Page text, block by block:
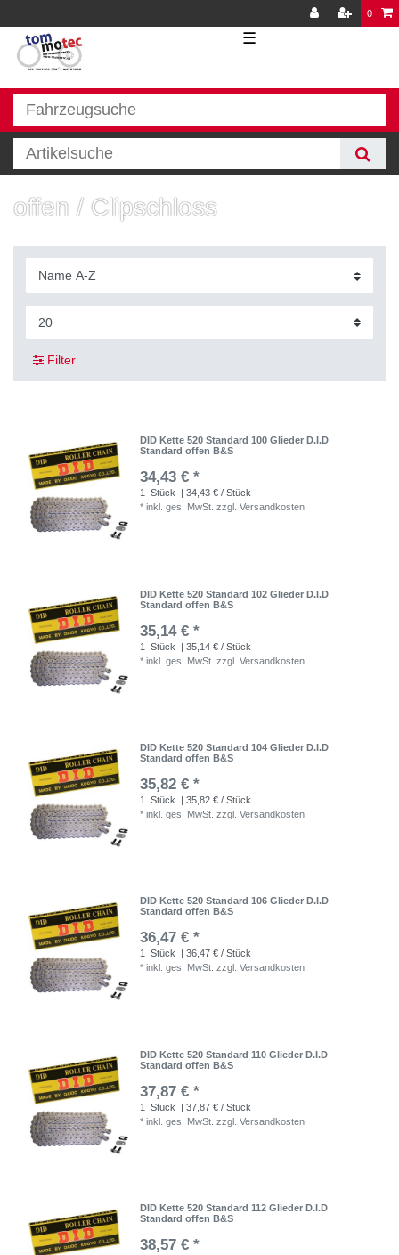
0
☰
offen / Clipschloss
Filter
DID Kette 520 Standard 100 Glieder D.I.D
Standard offen B&S
34,43 € *
1 Stück
| 34,43 € / Stück
*inkl. ges. MwSt. zzgl.Versandkosten
DID Kette 520 Standard 102 Glieder D.I.D
Standard offen B&S
35,14 € *
1 Stück
| 35,14 € / Stück
*inkl. ges. MwSt. zzgl.Versandkosten
DID Kette 520 Standard 104 Glieder D.I.D
Standard offen B&S
35,82 € *
1 Stück
| 35,82 € / Stück
*inkl. ges. MwSt. zzgl.Versandkosten
DID Kette 520 Standard 106 Glieder D.I.D
Standard offen B&S
36,47 € *
1 Stück
| 36,47 € / Stück
*inkl. ges. MwSt. zzgl.Versandkosten
DID Kette 520 Standard 110 Glieder D.I.D
Standard offen B&S
37,87 € *
1 Stück
| 37,87 € / Stück
*inkl. ges. MwSt. zzgl.Versandkosten
DID Kette 520 Standard 112 Glieder D.I.D
Standard offen B&S
38,57 € *